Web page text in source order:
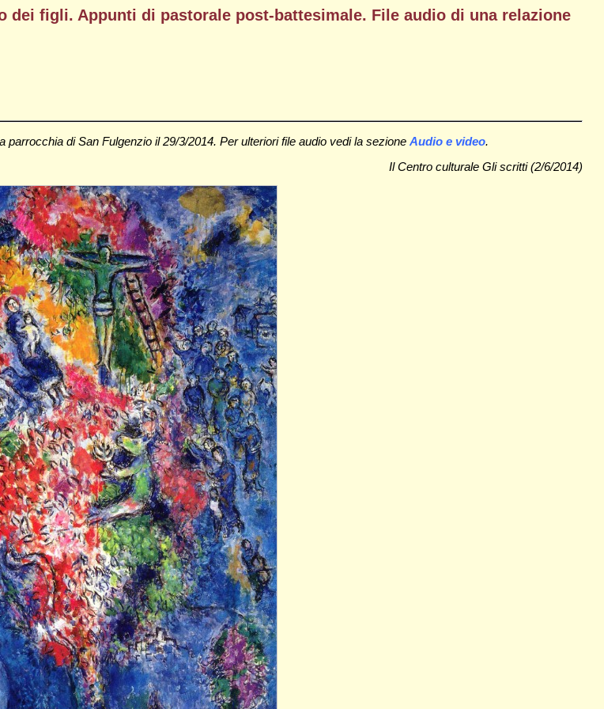
figli. Appunti di pastorale post-battesimale. File audio di una relazione
di San Fulgenzio il 29/3/2014. Per ulteriori file audio vedi la sezione Audio e video.
Il Centro culturale Gli scritti (2/6/2014)